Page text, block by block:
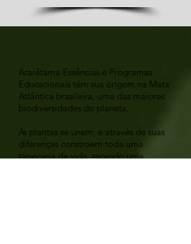
Ararêtama Essências e Programas
Educacionais têm sua origem na Mata
Atlântica brasileira, uma das maiores
biodiversidades do planeta.
As plantas se unem, e através de suas
diferenças constroem toda uma
tapeçaria de vida, tecendo uma